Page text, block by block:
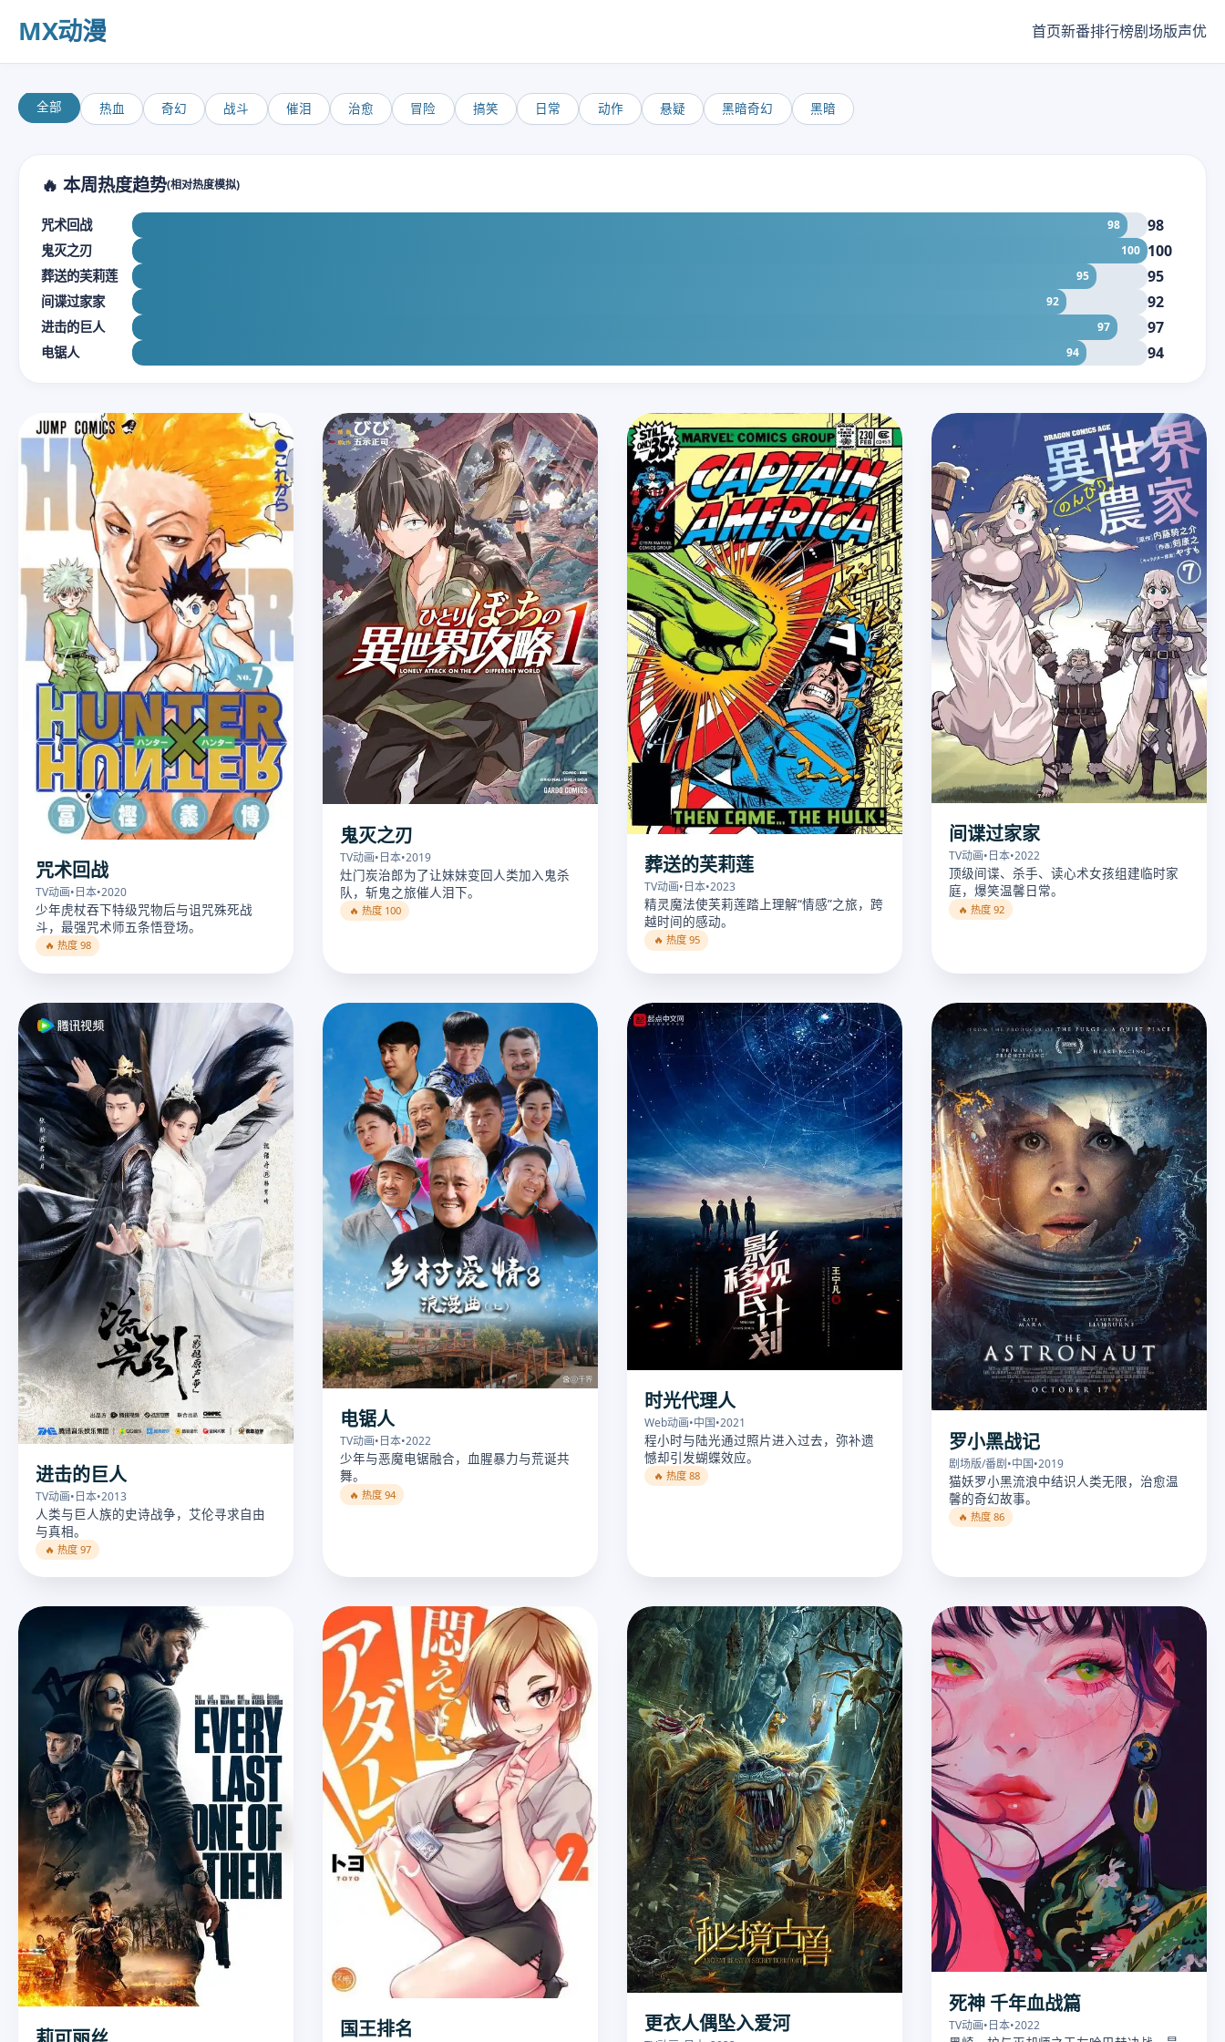
MX动漫 首页新番排行榜剧场版声优
全部 热血 奇幻 战斗 催泪 治愈 冒险 搞笑 日常 动作 悬疑 黑暗奇幻 黑暗
🔥 本周热度趋势(相对热度模拟)
咒术回战 98 98
鬼灭之刃 100 100
葬送的芙莉莲 95 95
间谍过家家 92 92
进击的巨人 97 97
电锯人 94 94
咒术回战
TV动画•日本•2020
少年虎杖吞下特级咒物后与诅咒殊死战
斗，最强咒术师五条悟登场。
🔥 热度 98
鬼灭之刃
TV动画•日本•2019
灶门炭治郎为了让妹妹变回人类加入鬼杀
队，斩鬼之旅催人泪下。
🔥 热度 100
葬送的芙莉莲
TV动画•日本•2023
精灵魔法使芙莉莲踏上理解“情感”之旅，跨
越时间的感动。
🔥 热度 95
间谍过家家
TV动画•日本•2022
顶级间谍、杀手、读心术女孩组建临时家
庭，爆笑温馨日常。
🔥 热度 92
进击的巨人
TV动画•日本•2013
人类与巨人族的史诗战争，艾伦寻求自由
与真相。
🔥 热度 97
电锯人
TV动画•日本•2022
少年与恶魔电锯融合，血腥暴力与荒诞共
舞。
🔥 热度 94
时光代理人
Web动画•中国•2021
程小时与陆光通过照片进入过去，弥补遗
憾却引发蝴蝶效应。
🔥 热度 88
罗小黑战记
剧场版/番剧•中国•2019
猫妖罗小黑流浪中结识人类无限，治愈温
馨的奇幻故事。
🔥 热度 86
国王排名 更衣人偶坠入爱河
死神 千年血战篇
TV动画•日本•2022